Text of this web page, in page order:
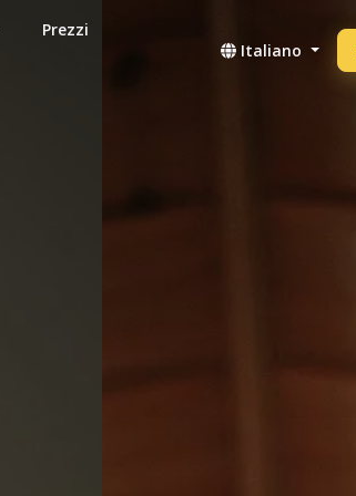
Prezzi
Italiano